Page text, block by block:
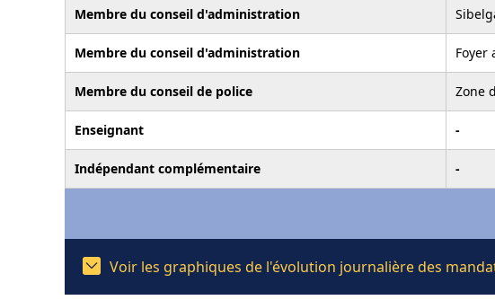
Membre du conseil d'administration
Membre du conseil d'administration Foyer
Membre du conseil de police Zone
Enseignant -
Indépendant complémentaire -
Voir les graphiques de l'évolution journalière des